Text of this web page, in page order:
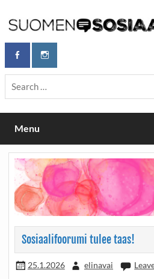
content
Sosiaalifoorumi
Maailmanparannuspäivät
26.–27.9.2026
Menu
Sosiaalifoorumi tulee taas!
25.1.2026 elinavai